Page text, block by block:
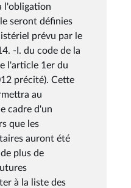
l'obligation
seront définies
prévu par le
-I. du code de la
l'article 1er du
précité). Cette
au
cadre d'un
que les
auront été
plus de
à la liste des